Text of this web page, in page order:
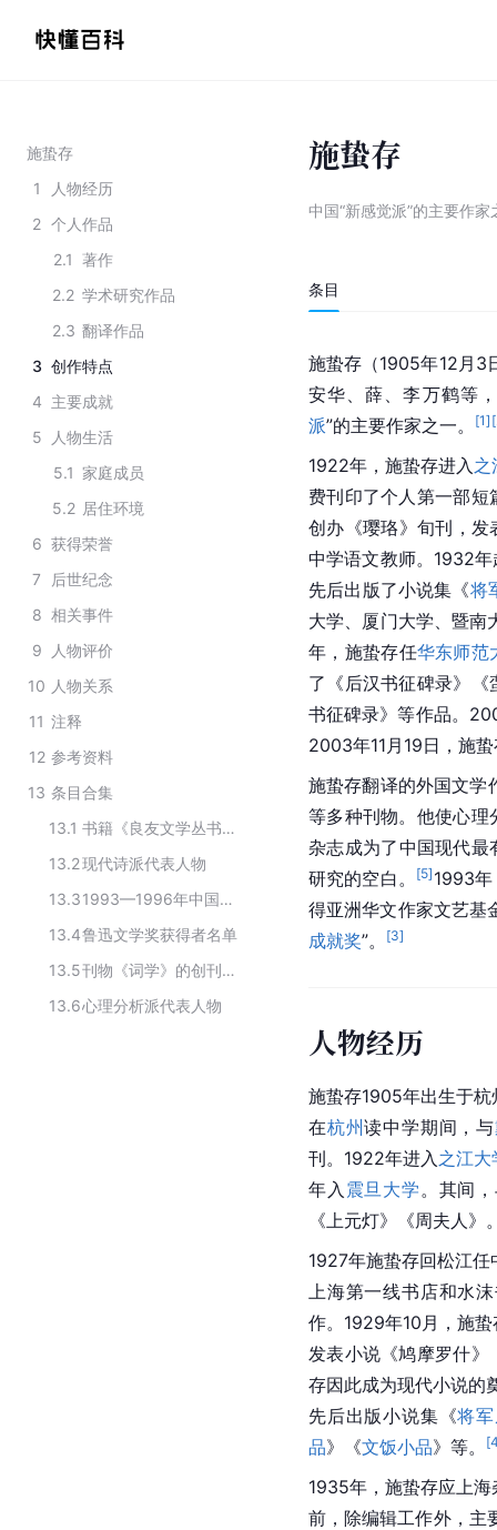
施蛰存
1
人物经历
2 个人作品
2.1 著作
2.2 学术研究作品
2.3 翻译作品
3 创作特点
4 主要成就
5
人物生活
5.1 家庭成员
5.2 居住环境
6 获得荣誉
7
后世纪念
8 相关事件
9
人物评价
10 人物关系
11 注释
12 参考资料
13 条目合集
13.1
书籍《良友文学丛书》的创作者
13.2现代诗派代表人物
13.3
1993—1996年中国优秀文学翻译彩虹奖荣誉奖获奖名单
13.4鲁迅文学奖获得者名单
13.5
刊物《词学》的创刊编委
13.6心理分析派代表人物
施蛰存
中国“新感觉派”的主要作家
条目
施蛰存（1905年12月3
安华、薛、李万鹤等
派”的主要作家之一。 [1] [
1922年，施蛰存进入 之
费刊印了个人第一部
创办《璎珞》旬刊，
中学语文教师。1932
先后出版了小说集《将
大学、厦门大学、暨南
年，施蛰存任华东师范
了《后汉书征碑录》
书征碑录》等作品。
2003年11月19日，施
施蛰存翻译的外国文学
等多种刊物。他使心理
杂志成为了中国现代
研究的空白。
[5] 1993
得亚洲华文作家文艺基
成就奖”。 [3]
人物经历
施蛰存1905年出生于
在杭州读中学期间，与
刊。1922年进入 之江大
年入 震旦大学 。其间
《上元灯》《周夫人》
1927年施蛰存回松江
上海第一线书店和水
作。1929年10月，施
发表小说《鸠摩罗什
存因此成为现代小说的
先后出版小说集《将
品》《文饭小品》等。 [
1935年，施蛰存应上
前，除编辑工作外，主